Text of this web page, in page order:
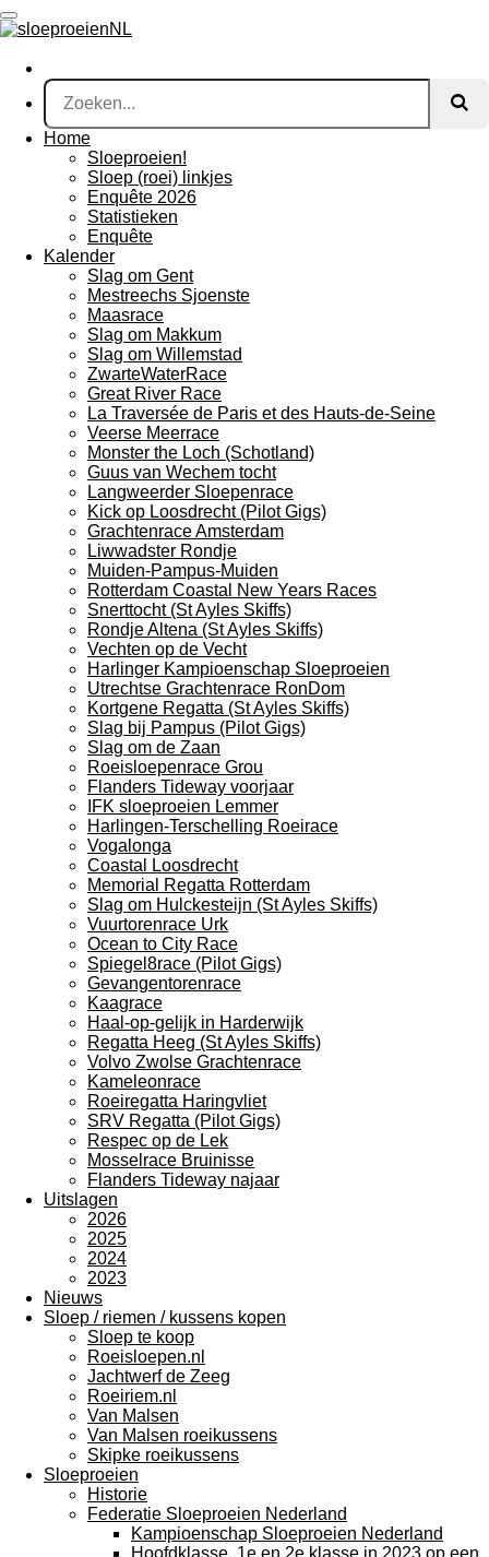
Ga
direct
de
hoofdinhoud
Home
Sloeproeien!
Sloep (roei) linkjes
Enquête 2026
Statistieken
Enquête
Kalender
Slag om Gent
Mestreechs Sjoenste
Maasrace
Slag om Makkum
Slag om Willemstad
ZwarteWaterRace
Great River Race
La Traversée de Paris et des Hauts-de-Seine
Veerse Meerrace
Monster the Loch (Schotland)
Guus van Wechem tocht
Langweerder Sloepenrace
Kick op Loosdrecht (Pilot Gigs)
Grachtenrace Amsterdam
Liwwadster Rondje
Muiden-Pampus-Muiden
Rotterdam Coastal New Years Races
Snerttocht (St Ayles Skiffs)
Rondje Altena (St Ayles Skiffs)
Vechten op de Vecht
Harlinger Kampioenschap Sloeproeien
Utrechtse Grachtenrace RonDom
Kortgene Regatta (St Ayles Skiffs)
Slag bij Pampus (Pilot Gigs)
Slag om de Zaan
Roeisloepenrace Grou
Flanders Tideway voorjaar
IFK sloeproeien Lemmer
Harlingen-Terschelling Roeirace
Vogalonga
Coastal Loosdrecht
Memorial Regatta Rotterdam
Slag om Hulckesteijn (St Ayles Skiffs)
Vuurtorenrace Urk
Ocean to City Race
Spiegel8race (Pilot Gigs)
Gevangentorenrace
Kaagrace
Haal-op-gelijk in Harderwijk
Regatta Heeg (St Ayles Skiffs)
Volvo Zwolse Grachtenrace
Kameleonrace
Roeiregatta Haringvliet
SRV Regatta (Pilot Gigs)
Respec op de Lek
Mosselrace Bruinisse
Flanders Tideway najaar
Uitslagen
2026
2025
2024
2023
Nieuws
Sloep / riemen / kussens kopen
Sloep te koop
Roeisloepen.nl
Jachtwerf de Zeeg
Roeiriem.nl
Van Malsen
Van Malsen roeikussens
Skipke roeikussens
Sloeproeien
Historie
Federatie Sloeproeien Nederland
Kampioenschap Sloeproeien Nederland
Hoofdklasse, 1e en 2e klasse in 2023 op een